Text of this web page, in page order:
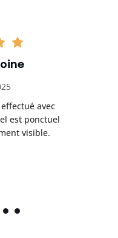
avec
est ponctuel
visible.